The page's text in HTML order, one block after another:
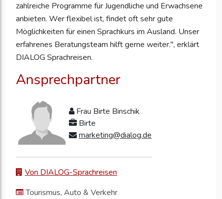
zahlreiche Programme für Jugendliche und Erwachsene
anbieten. Wer flexibel ist, findet oft sehr gute
Möglichkeiten für einen Sprachkurs im Ausland. Unser
erfahrenes Beratungsteam hilft gerne weiter.", erklärt
DIALOG Sprachreisen.
Ansprechpartner
Frau Birte Binschik
Birte
marketing@dialog.de
Von DIALOG-Sprachreisen
Tourismus, Auto & Verkehr